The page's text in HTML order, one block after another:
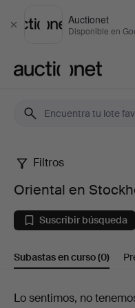
Cerrar
Auctionet
Disponible en
Oriental
en
Stockholms
Auktionsverk
Filtros
Oriental en
Suscribir búsqueda
Subastas en curso(0)
Subastas
Lo sentimos, no